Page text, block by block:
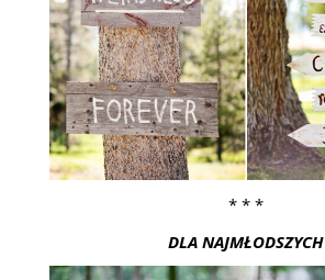
* * *
DLA NAJMŁODSZYCH